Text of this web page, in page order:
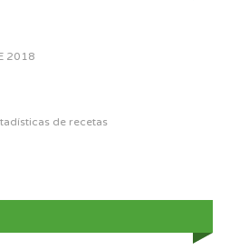
2018
de recetas